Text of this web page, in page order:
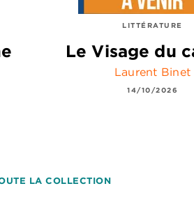
LITTÉRATURE
Le Visage du
Laurent Binet
14/10/2026
LA COLLECTION